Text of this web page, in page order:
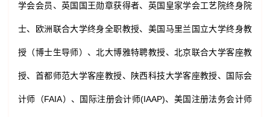
学会会员、英国国王勋章获得者、英国皇家学会工艺院终身院
士、欧洲联合大学终身全职教授、美国马里兰国立大学终身教
授（博士生导师）、北大博雅特聘教授、北京联合大学客座教
授、首都师范大学客座教授、陕西科技大学客座教授、国际会
计师（FAIA）、国际注册会计师(IAAP)、美国注册法务会计师